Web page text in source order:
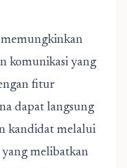
komunikasi yang
fitur
dapat langsung
kandidat melalui
yang melibatkan